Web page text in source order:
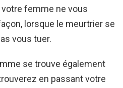
femme ne vous
lorsque le meurtrier se
vous tuer.
se trouve également
en passant votre